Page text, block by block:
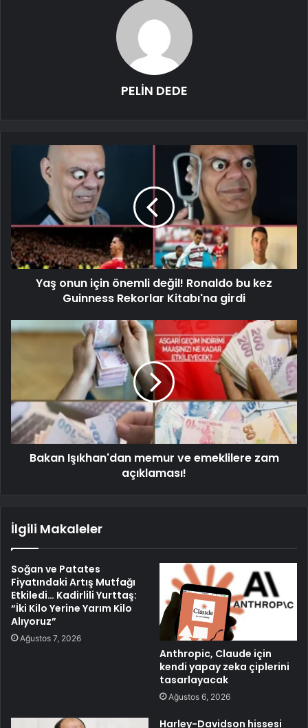
PELİN DEDE
Yaş onun için önemli değil! Ronaldo bu kez
Guinness Rekorlar Kitabı'na girdi
Bakan Işıkhan'dan memur ve emeklilere zam
açıklaması!
İlgili Makaleler
Soğan ve Patates
Fiyatındaki Artış Mutfağı
Etkiledi… Kadirlili Yurttaş:
“İki Kilo Yerine Yarım Kilo
Alıyoruz”
Ağustos 7, 2026
Anthropic, Claude için
kendi yapay zeka çiplerini
tasarlayacak
Ağustos 6, 2026
Harley-Davidson hissesi